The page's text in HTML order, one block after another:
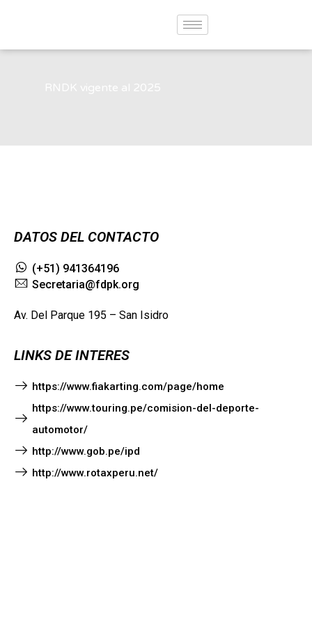
DATOS DEL CONTACTO
(+51) 941364196
Secretaria@fdpk.org
Av. Del Parque 195 – San Isidro
LINKS DE INTERES
https://www.fiakarting.com/page/home
https://www.touring.pe/comision-del-deporte-
automotor/
http://www.gob.pe/ipd
http://www.rotaxperu.net/